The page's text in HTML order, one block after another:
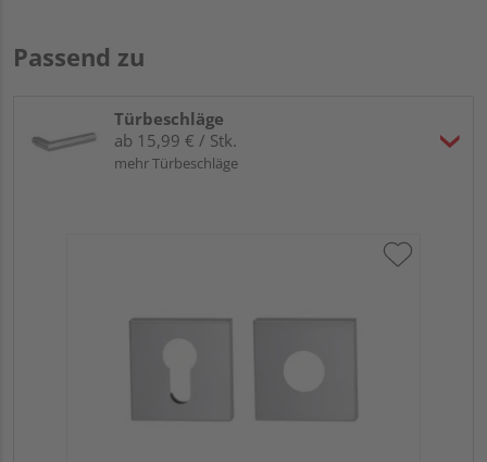
Passend zu
Türbeschläge
ab 15,99 € / Stk.
mehr Türbeschläge